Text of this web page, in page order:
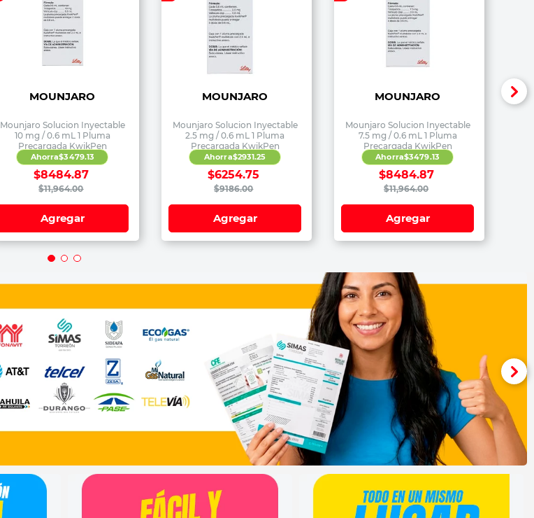
MOUNJARO
Mounjaro Solucion Inyectable
10 mg / 0.6 mL 1 Pluma
Precargada KwikPen
$11,964.00
$8484.87
Ahorra$3479.13
Agregar
MOUNJARO
Mounjaro Solucion Inyectable
2.5 mg / 0.6 mL 1 Pluma
Precargada KwikPen
$9186.00
$6254.75
Ahorra$2931.25
Agregar
MOUNJARO
Mounjaro Solucion Inyectable
7.5 mg / 0.6 mL 1 Pluma
Precargada KwikPen
$11,964.00
$8484.87
Ahorra$3479.13
Agregar